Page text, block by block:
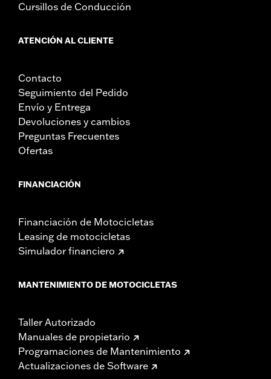
Cursillos de Conducción
ATENCIÓN AL CLIENTE
Contacto
Seguimiento del Pedido
Envío y Entrega
Devoluciones y cambios
Preguntas Frecuentes
Ofertas
FINANCIACIÓN
Financiación de Motocicletas
Leasing de motocicletas
Simulador financiero
MANTENIMIENTO DE MOTOCICLETAS
Taller Autorizado
Manuales de propietario
Programaciones de Mantenimiento
Actualizaciones de Software